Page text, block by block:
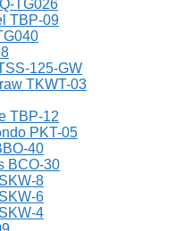
TG026
TBP-09
125-GW
TKWT-03
TBP-12
PKT-05
40
BCO-30
8
6
4